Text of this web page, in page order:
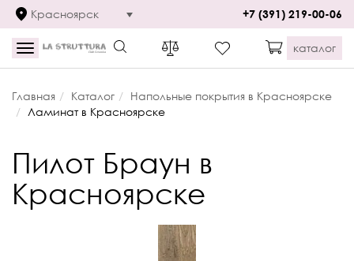
Красноярск +7 (391) 219-00-06
Toggle
navigation
каталог
Главная Каталог
Напольные покрытия в Красноярске
Ламинат в Красноярске
Пилот Браун в
Красноярске